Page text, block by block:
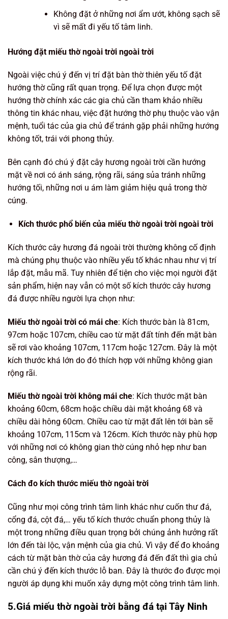
Không đặt ở những nơi ẩm ướt, không sạch sẽ
vì sẽ mất đi yếu tố tâm linh.
Hướng đặt miếu thờ ngoài trời ngoài trời
Ngoài việc chú ý đến vị trí đặt bàn thờ thiên yếu tố đặt
hướng thờ cũng rất quan trọng. Để lựa chọn được một
hướng thờ chính xác các gia chủ cần tham khảo nhiều
thông tin khác nhau, việc đặt hướng thờ phụ thuộc vào vận
mệnh, tuổi tác của gia chủ để tránh gặp phải những hướng
không tốt, trái với phong thủy.
Bên cạnh đó chú ý đặt cây hương ngoài trời cần hướng
mặt về nơi có ánh sáng, rộng rãi, sáng sủa tránh những
hướng tối, những nơi u ám làm giảm hiệu quả trong thờ
cúng.
Kích thước phổ biến của miếu thờ ngoài trời ngoài trời
Kích thước cây hương đá ngoài trời thường không cố định
mà chúng phụ thuộc vào nhiều yếu tố khác nhau như vị trí
lắp đặt, mẫu mã. Tuy nhiên để tiện cho việc mọi người đặt
sản phẩm, hiện nay vẫn có một số kích thước cây hương
đá được nhiều người lựa chọn như:
Miếu thờ ngoài trời có mái che: Kích thước bàn là 81cm,
97cm hoặc 107cm, chiều cao từ mặt đất tính đến mặt bàn
sẽ rơi vào khoảng 107cm, 117cm hoặc 127cm. Đây là một
kích thước khá lớn do đó thích hợp với những không gian
rộng rãi.
Miếu thờ ngoài trời không mái che: Kích thước mặt bàn
khoảng 60cm, 68cm hoặc chiều dài mặt khoảng 68 và
chiều dài hông 60cm. Chiều cao từ mặt đất lên tới bàn sẽ
khoảng 107cm, 115cm và 126cm. Kích thước này phù hợp
với những nơi có không gian thờ cúng nhỏ hẹp như ban
công, sân thượng,…
Cách đo kích thước miếu thờ ngoài trời
Cũng như mọi công trình tâm linh khác như cuốn thư đá,
cổng đá, cột đá,… yếu tố kích thước chuẩn phong thủy là
một trong những điều quan trọng bởi chúng ảnh hưởng rất
lớn đến tài lộc, vận mệnh của gia chủ. Vì vậy để đo khoảng
cách từ mặt bàn thờ của cây hương đá đến đất thì gia chủ
cần chú ý đến kích thước lỗ ban. Đây là thước đo được mọi
người áp dụng khi muốn xây dựng một công trình tâm linh.
5.Giá miếu thờ ngoài trời bằng đá tại Tây Ninh